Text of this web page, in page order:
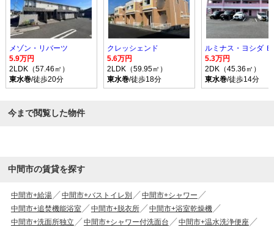
メゾン・リバーツ
5.9万円
2LDK（57.46㎡）
東水巻/徒歩20分
クレッシェンド
5.6万円
2LDK（59.95㎡）
東水巻/徒歩18分
ルミナス・ヨシダ Ｂ
5.3万円
2DK（45.36㎡）
東水巻/徒歩14分
今まで閲覧した物件
中間市の賃貸を探す
中間市+給湯 中間市+バストイレ別
中間市+シャワー
中間市+追焚機能浴室
中間市+脱衣所
中間市+浴室乾燥機
中間市+洗面所独立
中間市+シャワー付洗面台
中間市+温水洗浄便座